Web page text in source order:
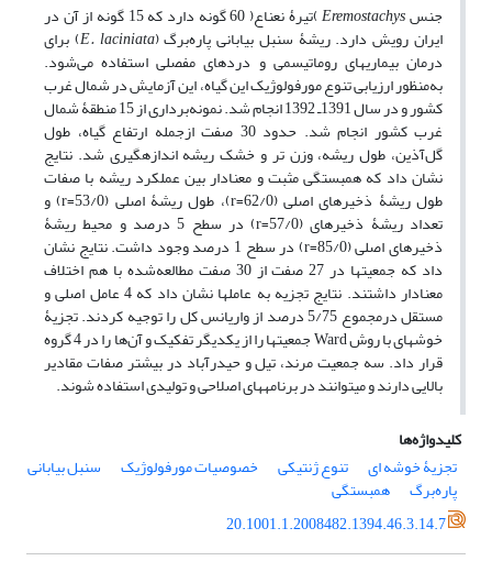
جنسEremostachys )تیرۀ نعناع( ‌60 گونه دارد که 15 گونه از آن در
ایران رویش دارد. ریشۀ سنبل بیابانی پاره‌برگ (E. laciniata) برای
درمان بیماری‏های روماتیسمی و دردهای مفصلی استفاده می‌شود.
به‌منظور ارزیابی تنوع مورفولوژیک این گیاه، این آزمایش در شمال غرب
کشور و در سال 1391‌ـ 1392 انجام شد. نمونه‌برداری از 15 منطقۀ شمال
غرب کشور انجام شد. حدود 30 صفت از‌جمله ارتفاع گیاه، طول
گل‌آذین، طول ریشه، وزن تر و خشک ریشه اندازه‏گیری شد. نتایج
نشان داد که همبستگی مثبت و معنا‏دار بین عملکرد ریشه با صفات
طول ریشۀ ذخیره‏ای اصلی (62/0=r)، طول ریشۀ اصلی (53/0=r) و
تعداد ریشۀ ذخیره‏ای (57/0=r) در سطح 5 درصد و محیط ریشۀ
ذخیره‏ای اصلی (85/0=r) در سطح 1 درصد وجود داشت. نتایج نشان
داد که جمعیت‏ها در 27 صفت از 30 صفت ‌مطالعه‌شده با هم اختلاف
معنا‏دار داشتند. نتایج تجزیه به عامل‏ها نشان داد که 4 عامل اصلی و
مستقل در‌مجموع 5/75 درصد از واریانس کل را توجیه کردند. تجزیۀ
خوشه‏ای با روش Ward جمعیت‏ها را از یکدیگر تفکیک و آن‌ها را در 4 گروه
قرار داد. سه جمعیت مرند، تیل و حیدرآباد در بیشتر صفات مقادیر
بالایی دارند و می‏توانند در برنامه‏های اصلاحی و تولیدی ‌استفاده شوند.
کلیدواژه‌ها
تجزیۀ خوشه ‏ای‌
تنوع ژنتیکی خصوصیات مورفولوژیک سنبل بیابانی
پاره‌برگ
همبستگی‌
20.1001.1.2008482.1394.46.3.14.7